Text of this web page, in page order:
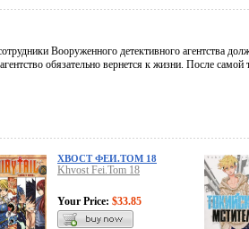
Вооруженного детективного агентства
обязательно вернется к жизни. После самой
ХВОСТ ФЕИ.ТОМ 18
Khvost Fei.Tom 18
Your Price: $33.85